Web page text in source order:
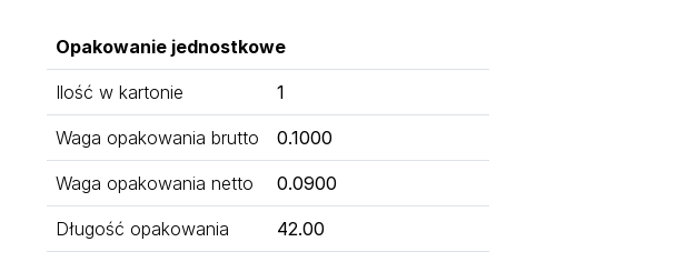
Opakowanie jednostkowe
Ilość w kartonie 1
Waga opakowania brutto 0.1000
Waga opakowania netto 0.0900
Długość opakowania 42.00